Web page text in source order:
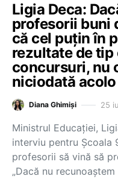
Ligia Deca:
profesorii buni
că cel puțin în
rezultate de tip
concursuri, nu
niciodată acolo
Diana Ghimiși 25
Ministrul Educației,
interviu pentru
profesorii să vină să
„Dacă nu